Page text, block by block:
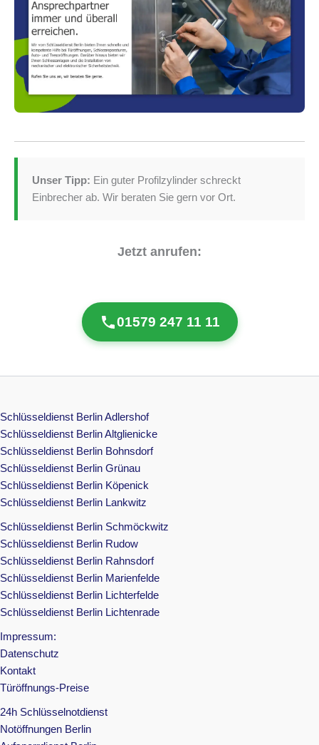
Unser Tipp: Ein guter Profilzylinder schreckt
Einbrecher ab. Wir beraten Sie gern vor Ort.
Jetzt anrufen:
01579 247 11 11
Schlüsseldienst Berlin Adlershof
Schlüsseldienst Berlin Altglienicke
Schlüsseldienst Berlin Bohnsdorf
Schlüsseldienst Berlin Grünau
Schlüsseldienst Berlin Köpenick
Schlüsseldienst Berlin Lankwitz
Schlüsseldienst Berlin Schmöckwitz
Schlüsseldienst Berlin Rudow
Schlüsseldienst Berlin Rahnsdorf
Schlüsseldienst Berlin Marienfelde
Schlüsseldienst Berlin Lichterfelde
Schlüsseldienst Berlin Lichtenrade
Impressum:
Datenschutz
Kontakt
Türöffnungs-Preise
24h Schlüsselnotdienst
Notöffnungen Berlin